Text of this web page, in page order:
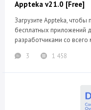
Appteka v21.0 [Free]
Загрузите Appteka, чтобы
бесплатных приложений
разработчиками со всего
3
1 458